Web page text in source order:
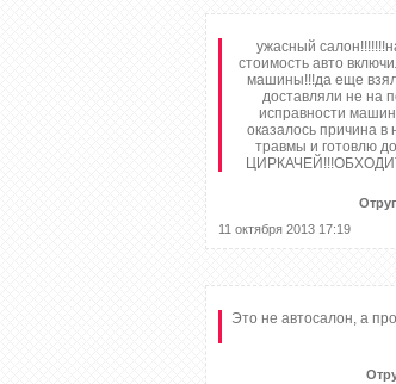
ужасный
стоимость авто
машины!!!да еще
доставляли не на
исправности
оказалось причина в
травмы и
11 октября 2013 17:19
Это не автосалон, а